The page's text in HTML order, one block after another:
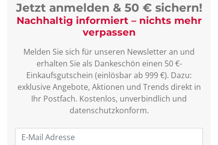
Jetzt anmelden & 50 € sichern!
Nachhaltig informiert – nichts mehr
verpassen
Melden Sie sich für unseren Newsletter an und
erhalten Sie als Dankeschön einen 50 €-
Einkaufsgutschein (einlösbar ab 999 €). Dazu:
exklusive Angebote, Aktionen und Trends direkt in
Ihr Postfach. Kostenlos, unverbindlich und
datenschutzkonform.